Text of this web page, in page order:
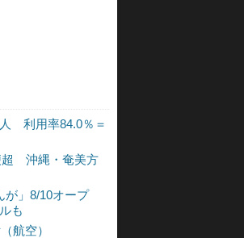
利用率84.0％＝
超 沖縄・奄美方
が」8/10オープ
も
航空）